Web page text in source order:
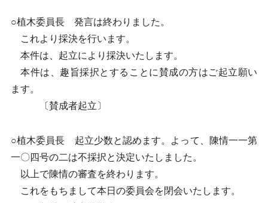
○植木委員長 発言は終わりました。
これより採決を行います。
本件は、起立により採決いたします。
本件は、趣旨採択とすることに賛成の方はご起立願い
ます。
〔賛成者起立〕
○植木委員長 起立少数と認めます。よって、陳情一一第
一〇四号の二は不採択と決定いたしました。
以上で陳情の審査を終わります。
これをもちまして本日の委員会を閉会いたします。